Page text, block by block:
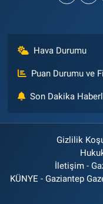
Hava Durumu
Puan Durumu ve
Son Dakika
Gizlilik
İletişim -
KÜNYE - Gaziantep